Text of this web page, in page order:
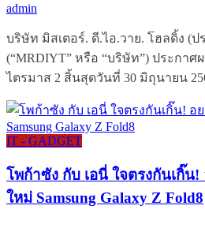
admin
บริษัท มิสเตอร์. ดี.ไอ.วาย. โฮลดิ้ง (
(“MRDIYT” หรือ “บริษัท”) ประกาศ
ไตรมาส 2 สิ้นสุดวันที่ 30 มิถุนายน
IT - GADGET
โพก้าซัง กับ เอนี่ ใจตรงกันเกิ๊
ใหม่ Samsung Galaxy Z Fold8